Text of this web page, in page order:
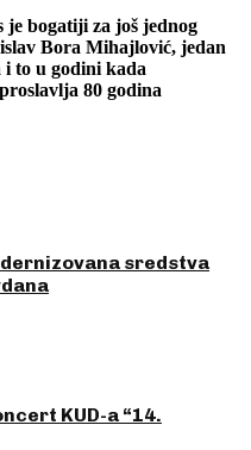
je bogatiji za još jednog
Bora Mihajlović, jedan
i to u godini kada
80 godina
sredstva
KUD-a “14.